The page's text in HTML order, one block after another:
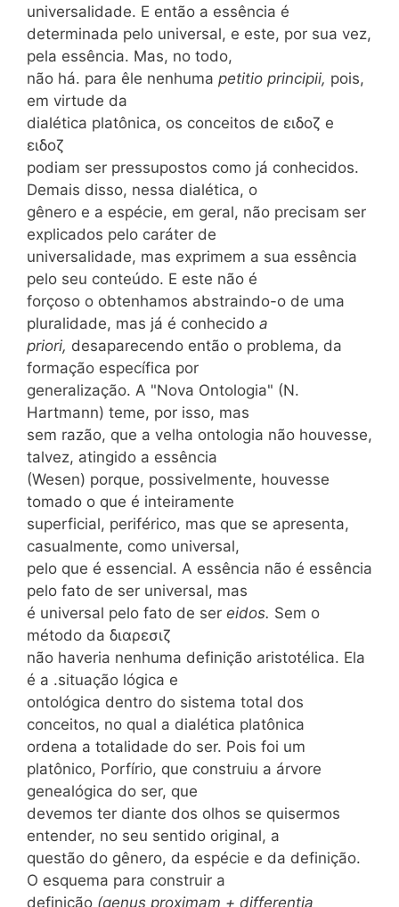
universalidade. E então a essência é
determinada pelo universal, e este, por sua vez,
pela essência. Mas, no todo,
não há. para êle nenhuma petitio principii, pois,
em virtude da
dialética platônica, os conceitos de ειδοζ e
ειδοζ
podiam ser pressupostos como já conhecidos.
Demais disso, nessa dialética, o
gênero e a espécie, em geral, não precisam ser
explicados pelo caráter de
universalidade, mas exprimem a sua essência
pelo seu conteúdo. E este não é
forçoso o obtenhamos abstraindo-o de uma
pluralidade, mas já é conhecido a
priori, desaparecendo então o problema, da
formação específica por
generalização. A "Nova Ontologia" (N.
Hartmann) teme, por isso, mas
sem razão, que a velha ontologia não houvesse,
talvez, atingido a essência
(Wesen) porque, possivelmente, houvesse
tomado o que é inteiramente
superficial, periférico, mas que se apresenta,
casualmente, como universal,
pelo que é essencial. A essência não é essência
pelo fato de ser universal, mas
é universal pelo fato de ser eidos. Sem o
método da διαρεσιζ
não haveria nenhuma definição aristotélica. Ela
é a .situação lógica e
ontológica dentro do sistema total dos
conceitos, no qual a dialética platônica
ordena a totalidade do ser. Pois foi um
platônico, Porfírio, que construiu a árvore
genealógica do ser, que
devemos ter diante dos olhos se quisermos
entender, no seu sentido original, a
questão do gênero, da espécie e da definição.
O esquema para construir a
definição (genus proximam + differentia